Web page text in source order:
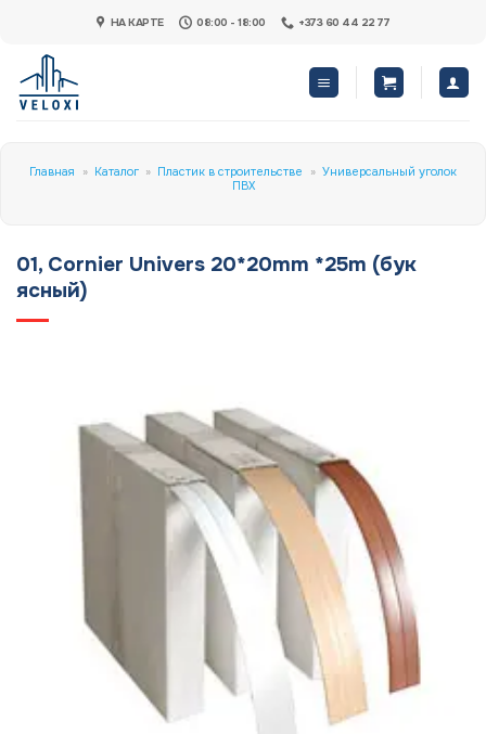
content
НА КАРТЕ 08:00 - 18:00 +373 60 44 22 77
Главная » Каталог » Пластик в строительстве » Универсальный уголок
ПВХ
01, Cornier Univers 20*20mm *25m (бук
ясный)